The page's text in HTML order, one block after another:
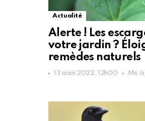
Actualité
Alerte ! Les
votre jardin ?
remèdes naturels
13 août 2022, 12h00 Mis